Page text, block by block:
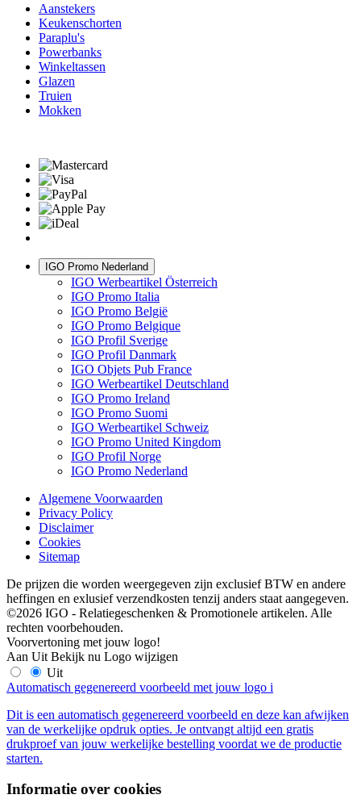
Aanstekers
Keukenschorten
Paraplu's
Powerbanks
Winkeltassen
Glazen
Truien
Mokken
IGO Promo Nederland
IGO Werbeartikel Österreich
IGO Promo Italia
IGO Promo België
IGO Promo Belgique
IGO Profil Sverige
IGO Profil Danmark
IGO Objets Pub France
IGO Werbeartikel Deutschland
IGO Promo Ireland
IGO Promo Suomi
IGO Werbeartikel Schweiz
IGO Promo United Kingdom
IGO Profil Norge
IGO Promo Nederland
Algemene Voorwaarden
Privacy Policy
Disclaimer
Cookies
Sitemap
De prijzen die worden weergegeven zijn exclusief BTW en andere
heffingen en exlusief verzendkosten tenzij anders staat aangegeven.
©2026 IGO - Relatiegeschenken & Promotionele artikelen. Alle
rechten voorbehouden.
Voorvertoning met jouw logo!
Aan Uit Bekijk nu Logo wijzigen
Uit
Automatisch gegenereerd voorbeeld met jouw logo i
Dit is een automatisch gegenereerd voorbeeld en deze kan afwijken
van de werkelijke opdruk opties. Je ontvangt altijd een gratis
drukproef van jouw werkelijke bestelling voordat we de productie
starten.
Informatie over cookies